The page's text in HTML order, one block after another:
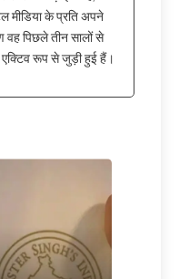
मीडिया के प्रति अपने
पिछले तीन सालों से
एक्टिव रूप से जुड़ी हुई हैं।